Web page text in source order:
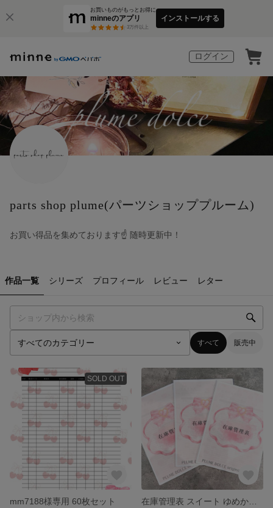
お買いものがもっとお得に
minneのアプリ
3万件以上
インストールする
ログイン
parts shop plume(パーツショッププルーム)
お買い得品を集めております☝️ 随時更新中！
作品一覧 シリーズ プロフィール レビュー レター
すべて 販売中
SOLD OUT
mm7188様専用 60枚セット